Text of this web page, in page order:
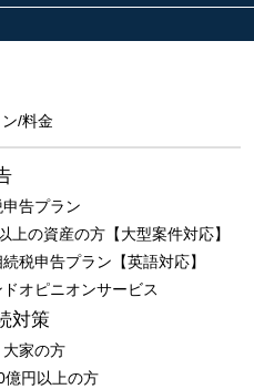
/料金
告プラン
上の資産の方【大型案件対応】
税申告プラン【英語対応】
オピニオンサービス
対策
家の方
億円以上の方